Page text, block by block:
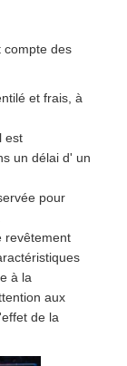
compte des
et frais, à
est
un délai d' un
pour
revêtement
à la
aux
de la